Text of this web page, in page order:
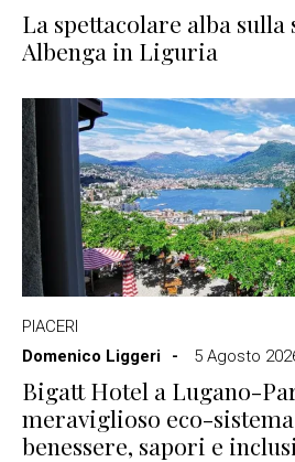
La spettacolare alba sulla
Albenga in Liguria
PIACERI
Domenico Liggeri
5 Agosto
Bigatt Hotel a Lugano-
meraviglioso eco-sistema
benessere, sapori e